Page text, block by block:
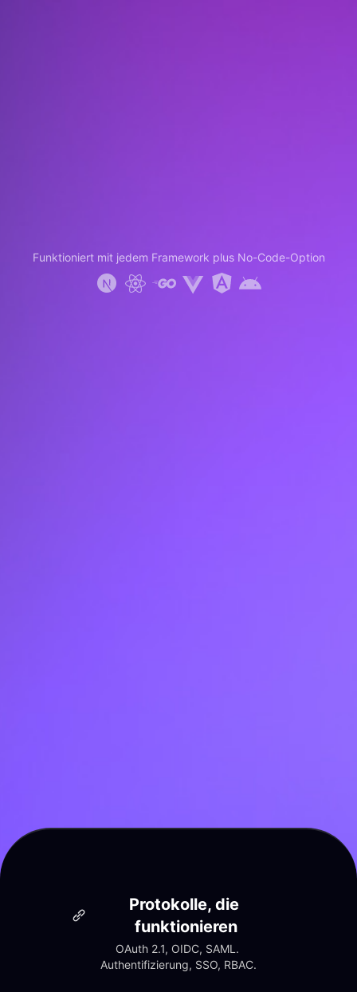
Funktioniert mit jedem Framework plus No-Code-Option
Protokolle, die
funktionieren
OAuth 2.1, OIDC, SAML.
Authentifizierung, SSO, RBAC.